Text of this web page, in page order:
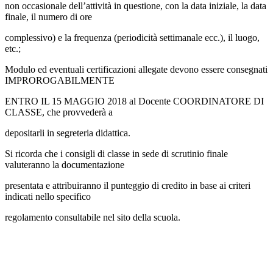
non occasionale dell’attività in questione, con la data iniziale, la data
finale, il numero di ore
complessivo) e la frequenza (periodicità settimanale ecc.), il luogo,
etc.;
Modulo ed eventuali certificazioni allegate devono essere consegnati
IMPROROGABILMENTE
ENTRO IL 15 MAGGIO 2018 al Docente COORDINATORE DI
CLASSE, che provvederà a
depositarli in segreteria didattica.
Si ricorda che i consigli di classe in sede di scrutinio finale
valuteranno la documentazione
presentata e attribuiranno il punteggio di credito in base ai criteri
indicati nello specifico
regolamento consultabile nel sito della scuola.